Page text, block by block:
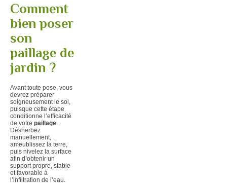
Comment
bien poser
son
paillage de
jardin ?
Avant toute pose, vous
devrez préparer
soigneusement le sol,
puisque cette étape
conditionne l’efficacité
de votre paillage.
Désherbez
manuellement,
ameublissez la terre,
puis nivelez la surface
afin d’obtenir un
support propre, stable
et favorable à
l’infiltration de l’eau.